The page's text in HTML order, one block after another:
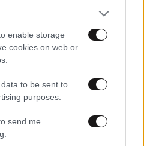
enable storage
cookies on web or
to be sent to
purposes.
send me
να κάνετε για μια ζωή
– Ένα απλό αλλά
μεγαλώνετε